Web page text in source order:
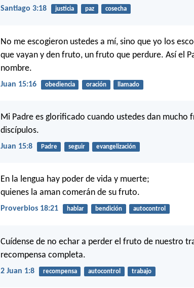
Santiago 3:18 justicia paz cosecha
No me escogieron ustedes a mí, sino que yo los
que vayan y den fruto, un fruto que perdure. Así el
nombre.
Juan 15:16 obediencia oración llamado
Mi Padre es glorificado cuando ustedes dan mucho
discípulos.
Juan 15:8 Padre seguir evangelización
En la lengua hay poder de vida y muerte;
quienes la aman comerán de su fruto.
Proverbios 18:21 hablar bendición autocontrol
Cuídense de no echar a perder el fruto de nuestro
recompensa completa.
2 Juan 1:8 recompensa autocontrol trabajo